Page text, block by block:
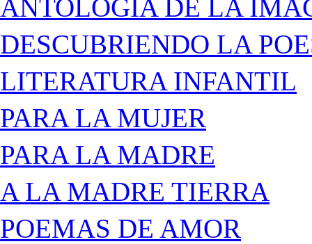
ANTOLOGÍA DE LA
DESCUBRIENDO LA
LITERATURA INFANTIL
PARA LA MUJER
PARA LA MADRE
A LA MADRE TIERRA
POEMAS DE AMOR